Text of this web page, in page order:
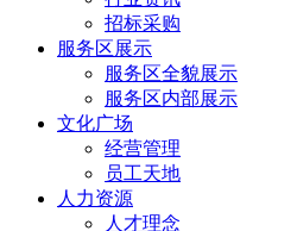
招标采购
服务区展示
服务区全貌展示
服务区内部展示
文化广场
经营管理
员工天地
人力资源
人才理念